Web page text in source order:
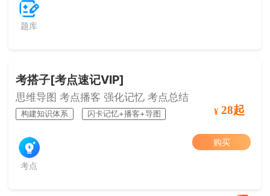
题库
考搭子[考点速记VIP]
思维导图 考点播客 强化记忆 考点总结
构建知识体系 闪卡记忆+播客+导图
考点
¥ 28起
购买